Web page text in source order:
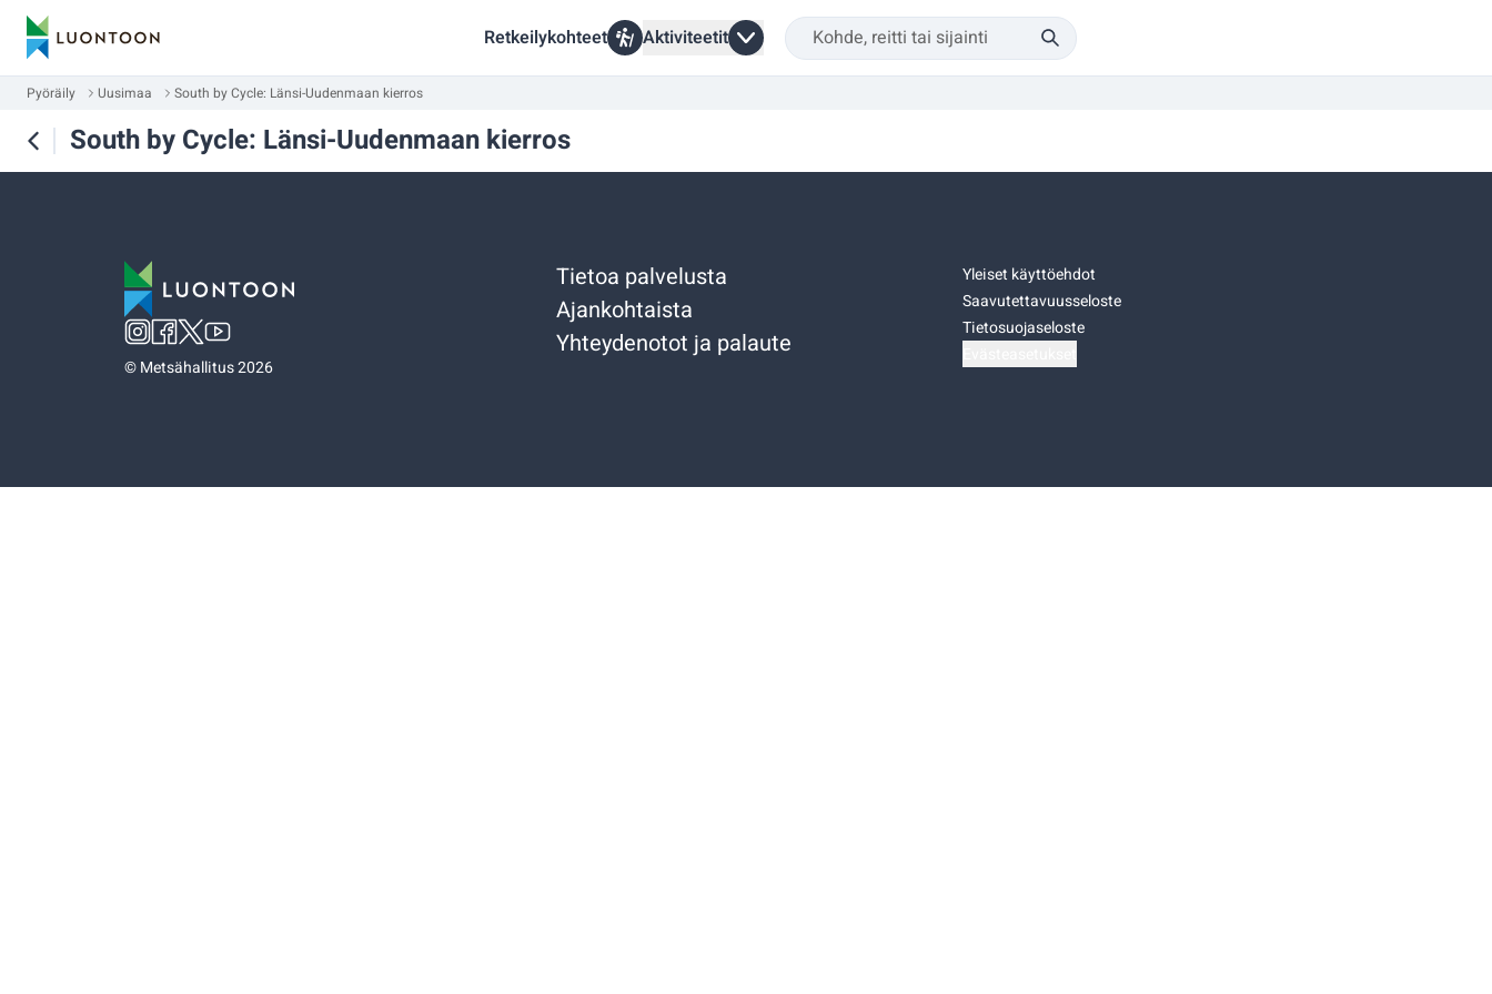
Retkeilykohteet Aktiviteetit
Pyöräily Uusimaa South by Cycle: Länsi-Uudenmaan kierros
South by Cycle: Länsi-Uudenmaan kierros
©Metsähallitus 2026
Tietoa palvelusta
Ajankohtaista
Yhteydenotot ja palaute
Yleiset käyttöehdot
Saavutettavuusseloste
Tietosuojaseloste